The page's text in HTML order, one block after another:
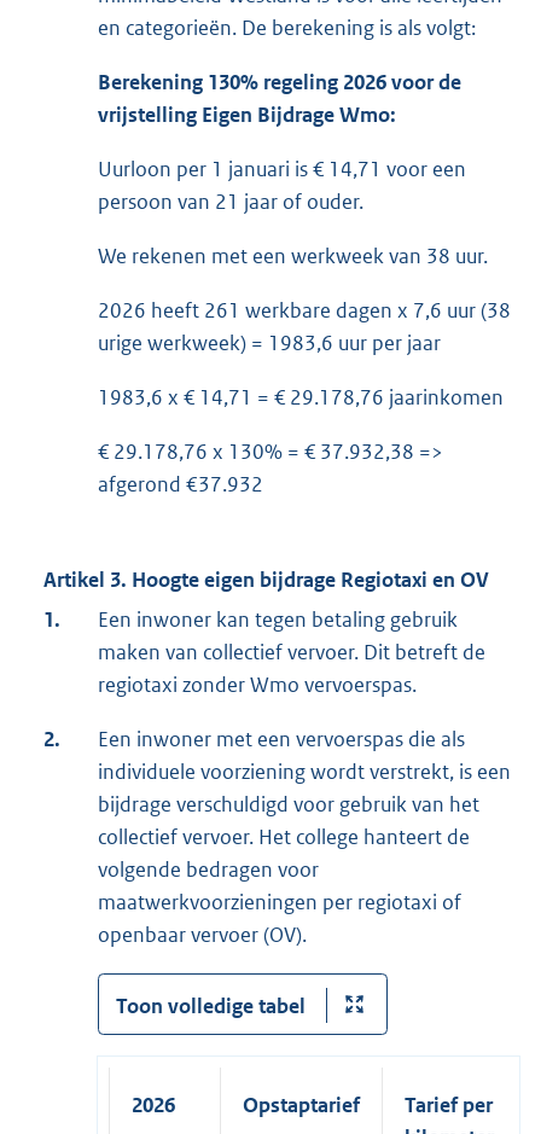
en categorieën. De berekening is als volgt:
Berekening 130% regeling 2026 voor de
vrijstelling Eigen Bijdrage Wmo:
Uurloon per 1 januari is € 14,71 voor een
persoon van 21 jaar of ouder.
We rekenen met een werkweek van 38 uur.
2026 heeft 261 werkbare dagen x 7,6 uur (38
urige werkweek) = 1983,6 uur per jaar
1983,6 x € 14,71 = € 29.178,76 jaarinkomen
€ 29.178,76 x 130% = € 37.932,38 =>
afgerond €37.932
Artikel 3. Hoogte eigen bijdrage Regiotaxi en OV
1.
Een inwoner kan tegen betaling gebruik
maken van collectief vervoer. Dit betreft de
regiotaxi zonder Wmo vervoerspas.
2.
Een inwoner met een vervoerspas die als
individuele voorziening wordt verstrekt, is een
bijdrage verschuldigd voor gebruik van het
collectief vervoer. Het college hanteert de
volgende bedragen voor
maatwerkvoorzieningen per regiotaxi of
openbaar vervoer (OV).
Toon volledige tabel
2026 Opstaptarief
Tarief per